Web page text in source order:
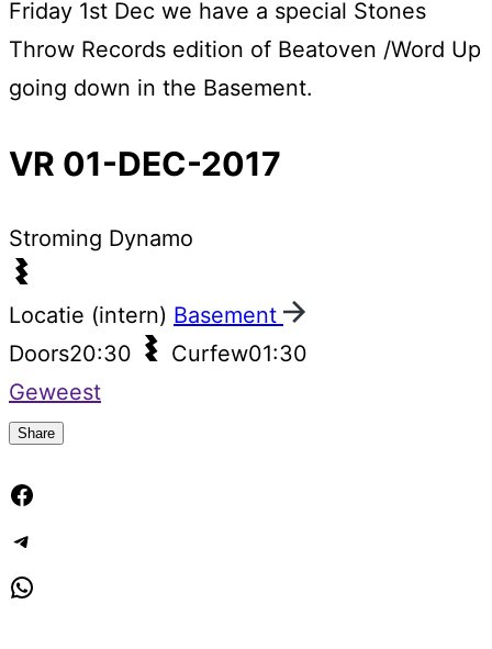
Friday 1st Dec we have a special Stones
Throw Records edition of Beatoven /Word Up
going down in the Basement.
VR 01-DEC-2017
Stroming Dynamo
Locatie (intern) Basement
Doors20:30 Curfew01:30
Geweest
Share